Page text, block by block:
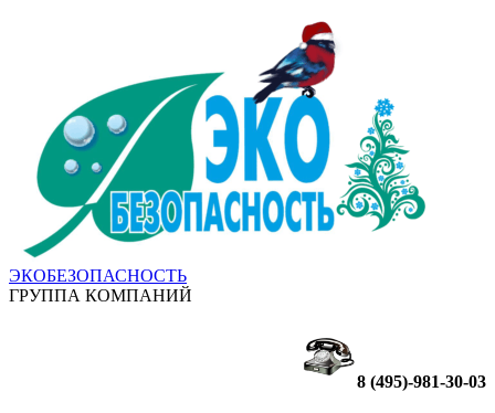
ЭКОБЕЗОПАСНОСТЬ
ГРУППА КОМПАНИЙ
8 (495)-981-30-03